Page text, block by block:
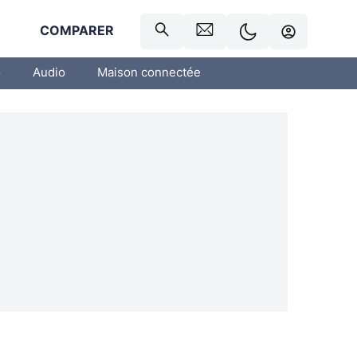
COMPARER
Audio Maison connectée